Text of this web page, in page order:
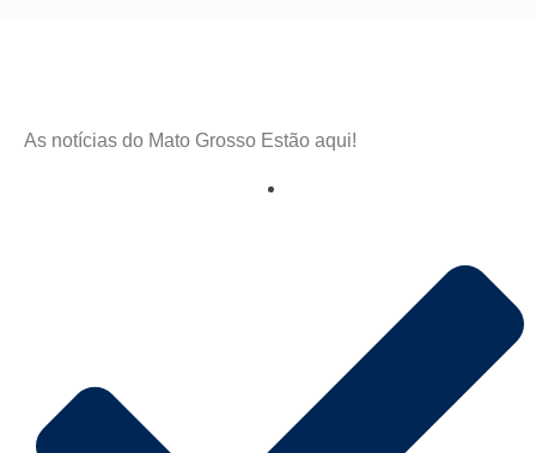
As notícias do Mato Grosso Estão aqui!